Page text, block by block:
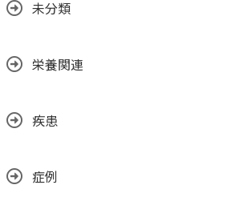
未分類
栄養関連
疾患
症例